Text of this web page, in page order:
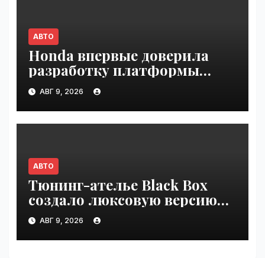
АВТО
Honda впервые доверила
разработку платформы
индийской компании Tata
Technologies | VseTime.ru
АВГ 9, 2026
АВТО
Тюнинг-ателье Black Box
создало люксовую версию
Land Cruiser 70 | VseTime.ru
АВГ 9, 2026